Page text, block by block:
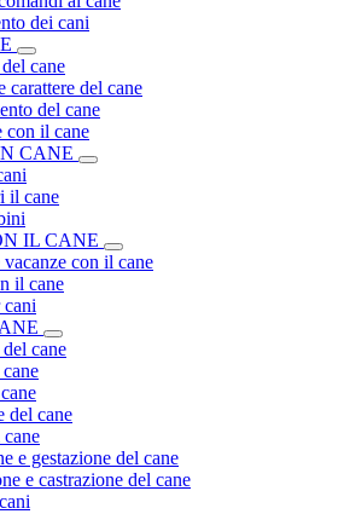
dei cani
cane
carattere del cane
del cane
con il cane
CANE
il cane
IL CANE
vacanze con il cane
il cane
cani
cane
del cane
cane
e gestazione del cane
e castrazione del cane